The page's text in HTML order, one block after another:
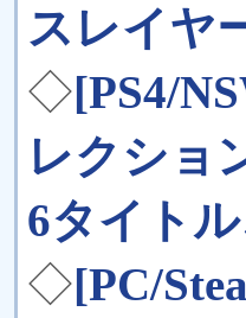
スレイヤ
◇[PS4/
レクショ
6タイト
◇[PC/